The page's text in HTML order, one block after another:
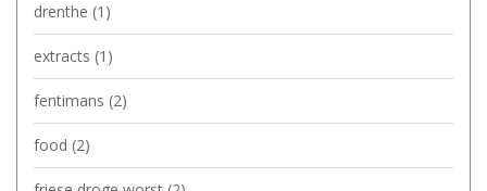
drenthe (1)
extracts (1)
fentimans (2)
food (2)